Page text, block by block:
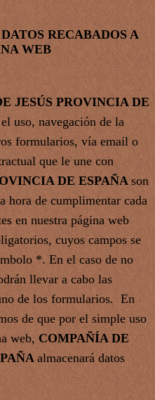
RECABADOS A
WEB
JESÚS PROVINCIA DE
uso, navegación de la
formularios, vía email o
que le une con
DE ESPAÑA son
hora de cumplimentar cada
en nuestra página web
cuyos campos se
*. En el caso de no
llevar a cabo las
de los formularios. En
de que por el simple uso
web,COMPAÑÍA DE
almacenará datos